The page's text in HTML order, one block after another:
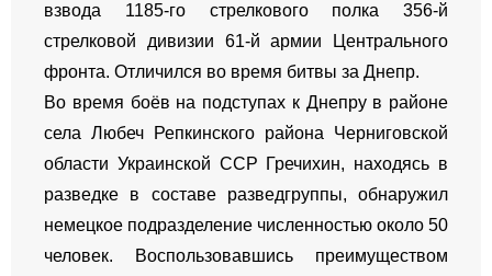
взвода 1185-го стрелкового полка 356-й
стрелковой дивизии 61-й армии Центрального
фронта. Отличился во время битвы за Днепр.
Во время боёв на подступах к Днепру в районе
села Любеч Репкинского района Черниговской
области Украинской ССР Гречихин, находясь в
разведке в составе разведгруппы, обнаружил
немецкое подразделение численностью около 50
человек. Воспользовавшись преимуществом